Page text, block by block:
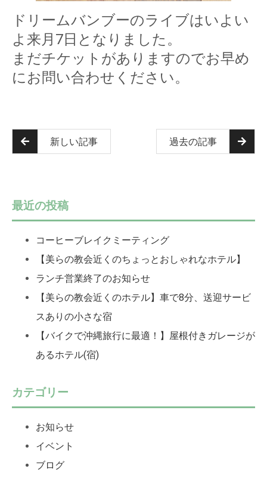
ドリームバンブーのライブはいよい
よ来月7日となりました。
まだチケットがありますのでお早め
にお問い合わせください。
新しい記事 過去の記事
最近の投稿
コーヒーブレイクミーティング
【美らの教会近くのちょっとおしゃれなホテル】
ランチ営業終了のお知らせ
【美らの教会近くのホテル】車で8分、送迎サービ
スありの小さな宿
【バイクで沖縄旅行に最適！】屋根付きガレージが
あるホテル(宿)
カテゴリー
お知らせ
イベント
ブログ